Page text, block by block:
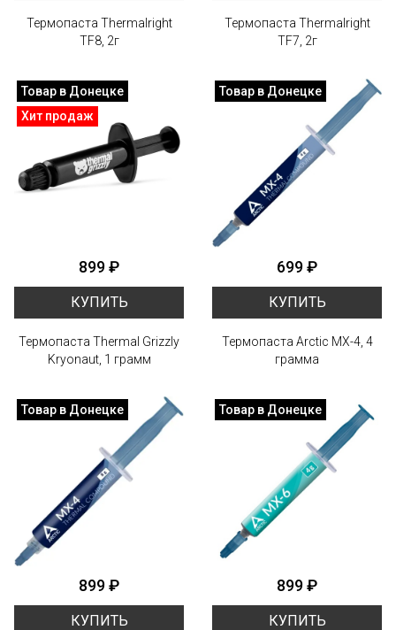
Термопаста Thermalright
TF8, 2г
Термопаста Thermalright
TF7, 2г
Товар в Донецке
Хит продаж
899 ₽
КУПИТЬ
Термопаста Thermal Grizzly
Kryonaut, 1 грамм
Товар в Донецке
699 ₽
КУПИТЬ
Термопаста Arctic MX-4, 4
грамма
Товар в Донецке
899 ₽
КУПИТЬ
Товар в Донецке
899 ₽
КУПИТЬ